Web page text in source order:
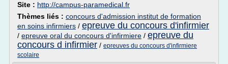
Site : http://campus-paramedical.fr
Thèmes liés : concours d'admission institut de formation
en soins infirmiers / epreuve du concours d'infirmier
/ epreuve oral du concours d'infirmiere / epreuve du
concours d infirmier / epreuves du concours d'infirmiere
scolaire